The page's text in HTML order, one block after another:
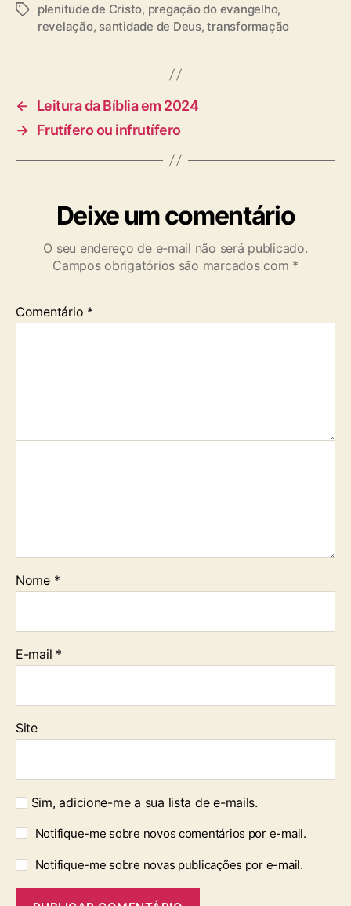
T
plenitude de Cristo, pregação do evangelho,
revelação, santidade de Deus,transformação
←
Leitura da Bíblia em 2024
→ Frutífero ou infrutífero
Deixe um comentário
O seu endereço de e-mail não será publicado.
Campos obrigatórios são marcados com *
Comentário *
Nome *
E-mail *
Site
Sim, adicione-me a sua lista de e-mails.
Notifique-me sobre novos comentários por e-mail.
Notifique-me sobre novas publicações por e-mail.